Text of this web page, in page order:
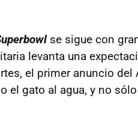
se sigue con
levanta una
el primer anuncio del
el gato al agua, y no